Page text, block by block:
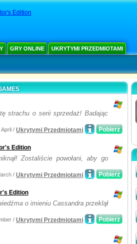
Edition
GRY ONLINE UKRYTYMI PRZEDMIOTAMI
strachu o serii sprzedaż! Badając
Pobierz
April / Ukrytymi Przedmiotami
Edition
Zostaliście powołani, aby go
Pobierz
/ Ukrytymi Przedmiotami
Edition
o imieniu Cassandra przeklął
Pobierz
/ Ukrytymi Przedmiotami